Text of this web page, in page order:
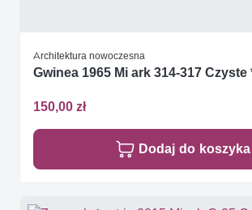
Architektura nowoczesna
Gwinea 1965 Mi ark 314-317 Czyste
150,00 zł
Dodaj do koszyka